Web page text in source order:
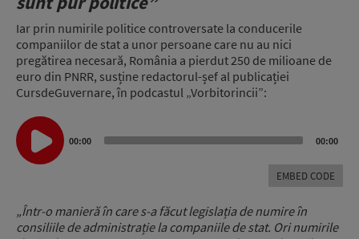
Iar prin numirile politice controversate la conducerile
companiilor de stat a unor persoane care nu au nici
pregătirea necesară, România a pierdut 250 de milioane de
euro din PNRR, susține redactorul-șef al publicației
CursdeGuvernare, în podcastul „Vorbitorincii”:
Audio
Player
00:00 00:00
EMBED CODE
„Într-o manieră în care s-a făcut legislația de numire în
consiliile de administrație la companiile de stat. Ori numirile